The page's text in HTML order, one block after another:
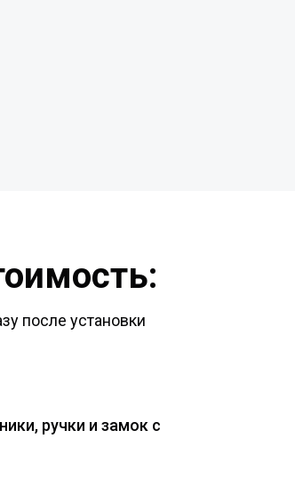
после установки
ручки и замок с